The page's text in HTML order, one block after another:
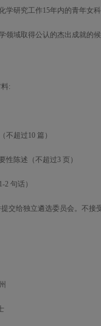
学研究工作15年内的青年女
领域取得公认的杰出成就的
:
不超过10 篇）
性陈述（不超过3 页）
句话）
交给独立遴选委员会。不接